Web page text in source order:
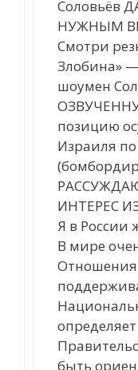
Соловьёв
НУЖНЫМ
Смотри
Злобина»
шоумен
позицию
Израиля
ИНТЕРЕС
Я в России
В мире
быть